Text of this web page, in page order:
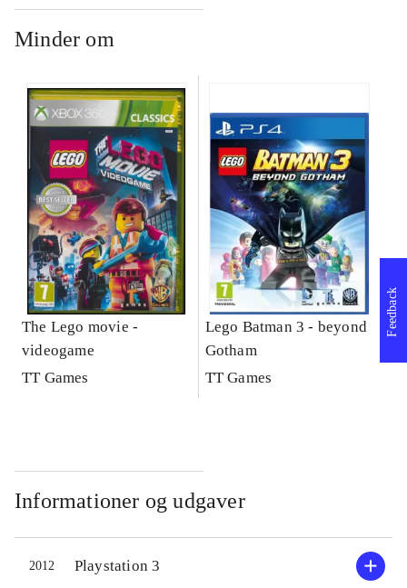
Minder om
The Lego movie -
videogame
TT Games
Lego Batman 3 - beyond
Gotham
TT Games
Informationer og udgaver
2012 Playstation 3
Feedback